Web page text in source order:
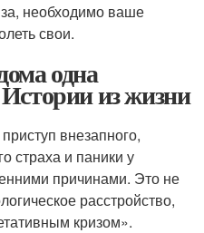
необходимо ваше
свои.
одна
из жизни
внезапного,
страха и паники у
причинами. Это не
расстройство,
кризом».